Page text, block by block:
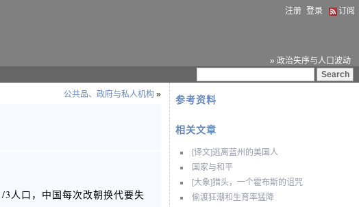
注册 登录 订阅
» 政治失序与人口波动
参考资料
相关文章
[译文]逃离蓝州的美国人
国家与和平
[大象]猎头，一个霍布斯的诅咒
偷渡狂潮和生育率猛降
公共品、政府与私人机构 »
人口，中国每次改朝换代要失